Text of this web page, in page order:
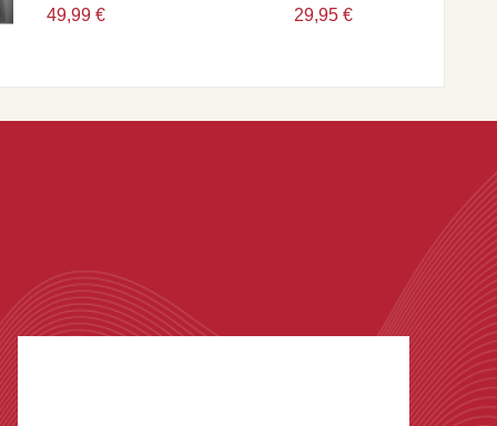
49,99 € 29,95 €